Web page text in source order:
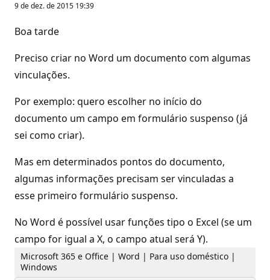
9 de dez. de 2015 19:39
Boa tarde
Preciso criar no Word um documento com algumas
vinculações.
Por exemplo: quero escolher no início do
documento um campo em formulário suspenso (já
sei como criar).
Mas em determinados pontos do documento,
algumas informações precisam ser vinculadas a
esse primeiro formulário suspenso.
No Word é possível usar funções tipo o Excel (se um
campo for igual a X, o campo atual será Y).
Microsoft 365 e Office | Word | Para uso doméstico |
Windows